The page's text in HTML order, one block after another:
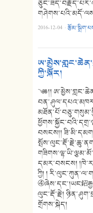
2016-12-04 ·
ཀྱི་སྐོར།
༄༅།།
བསངས།།
དམར་བསངས།
ཀྱི། །
④ཞེས་དང༌།ཡང鉊
ལུང་རྡོ་རྗེ།
གྲོགས་སྐེད།